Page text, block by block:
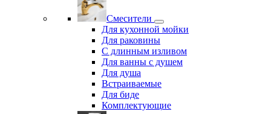
Смесители
Для кухонной мойки
Для раковины
С длинным изливом
Для ванны с душем
Для душа
Встраиваемые
Для биде
Комплектующие